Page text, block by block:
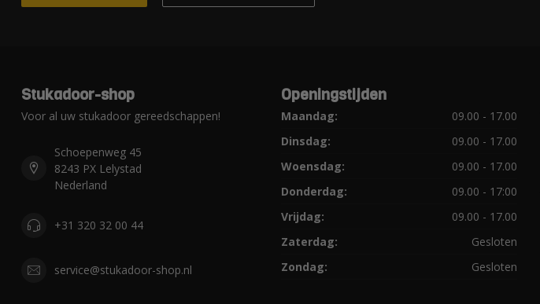
Stukadoor-shop
Voor al uw stukadoor gereedschappen!
Schoepenweg 45
8243 PX Lelystad
Nederland
+31 320 32 00 44
service@stukadoor-shop.nl
Openingstijden
Maandag:
09.00 - 17.00
Dinsdag:
09.00 - 17.00
Woensdag:
09.00 - 17.00
Donderdag:
09.00 - 17:00
Vrijdag:
09.00 - 17.00
Zaterdag:
Gesloten
Zondag:
Gesloten